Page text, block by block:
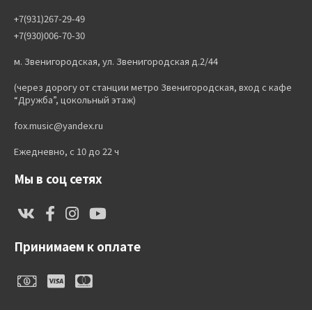
+7(931)267-29-49
+7(930)006-70-30
м. Звенигородская, ул. Звенигородская д.2/44
(через дорогу от станции метро Звенигородская, вход с кафе
“Дружба”, цокольный этаж)
fox.music@yandex.ru
Ежедневно, с 10 до 22 ч
Мы в соц сетях
Принимаем к оплате